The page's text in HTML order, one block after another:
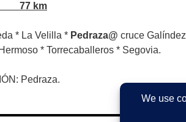
km
* La Velilla * Pedraza@ cruce Galíndez
* Torrecaballeros * Segovia.
Pedraza.